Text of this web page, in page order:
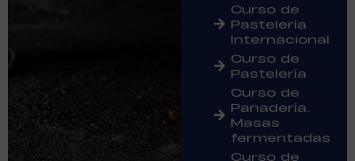
Curso de
Pastelería
Internacional
Curso de
Pastelería
Curso de
Panadería.
Masas
fermentadas
Curso de